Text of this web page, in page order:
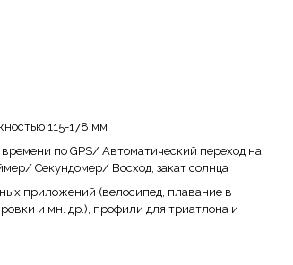
115-178 мм
по GPS/ Автоматический переход на
Секундомер/ Восход, закат солнца
приложений (велосипед, плавание в
и мн. др.), профили для триатлона и